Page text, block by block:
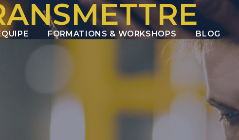
FORMATIONS & WORKSHOPS BLOG